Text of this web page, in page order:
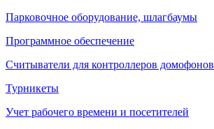
Парковочное оборудование, шлагбаумы
Программное обеспечение
Считыватели для контроллеров домофонов
Турникеты
Учет рабочего времени и посетителей